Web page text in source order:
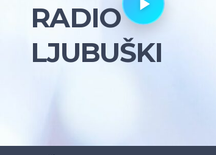
RADIO
LJUBUŠKI